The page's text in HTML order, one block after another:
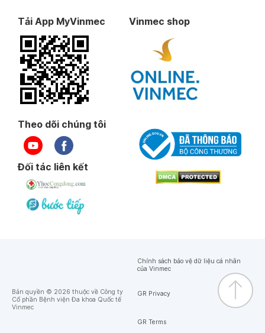
Tải App MyVinmec Vinmec shop
Theo dõi chúng tôi
Đối tác liên kết
Bản quyền © 2026 thuộc về Công ty
Cổ phần Bệnh viện Đa khoa Quốc tế
Vinmec
Chính sách bảo vệ dữ liệu cá nhân
của Vinmec
GR Privacy
GR Terms